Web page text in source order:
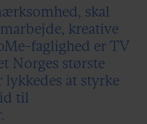
skal
kreative
faglighed er TV
Norges største
at styrke
til